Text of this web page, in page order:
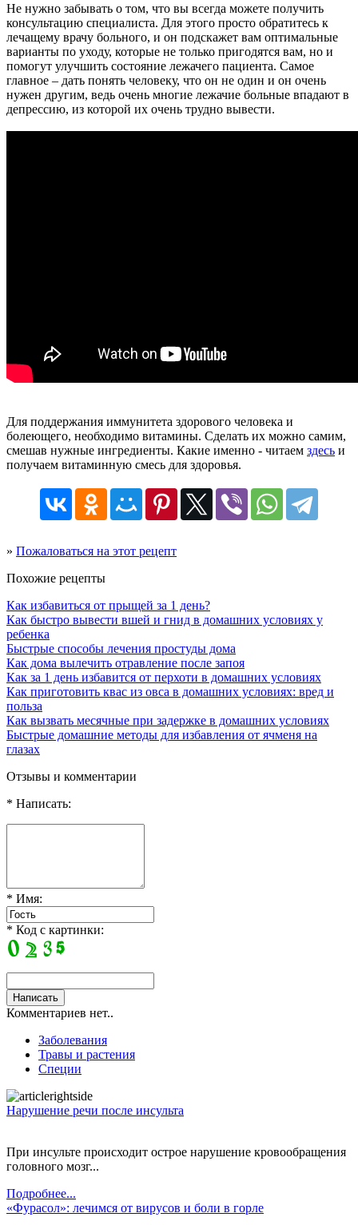
Не нужно забывать о том, что вы всегда можете получить
консультацию специалиста. Для этого просто обратитесь к
лечащему врачу больного, и он подскажет вам оптимальные
варианты по уходу, которые не только пригодятся вам, но и
помогут улучшить состояние лежачего пациента. Самое
главное – дать понять человеку, что он не один и он очень
нужен другим, ведь очень многие лежачие больные впадают в
депрессию, из которой их очень трудно вывести.
Для поддержания иммунитета здорового человека и
болеющего, необходимо витамины. Сделать их можно самим,
смешав нужные ингредиенты. Какие именно - читаем здесь и
получаем витаминную смесь для здоровья.
» Пожаловаться на этот рецепт
Похожие рецепты
Как избавиться от прыщей за 1 день?
Как быстро вывести вшей и гнид в домашних условиях у
ребенка
Быстрые способы лечения простуды дома
Как дома вылечить отравление после запоя
Как за 1 день избавится от перхоти в домашних условиях
Как приготовить квас из овса в домашних условиях: вред и
польза
Как вызвать месячные при задержке в домашних условиях
Быстрые домашние методы для избавления от ячменя на
глазах
Отзывы и комментарии
* Написать:
* Имя:
* Код с картинки:
Комментариев нет..
Заболевания
Травы и растения
Специи
Нарушение речи после инсульта
При инсульте происходит острое нарушение кровообращения
головного мозг...
Подробнее...
«Фурасол»: лечимся от вирусов и боли в горле